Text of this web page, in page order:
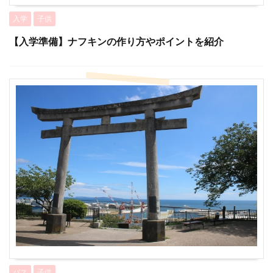
入学 子供
【入学準備】ナフキンの作り方やポイントを紹介